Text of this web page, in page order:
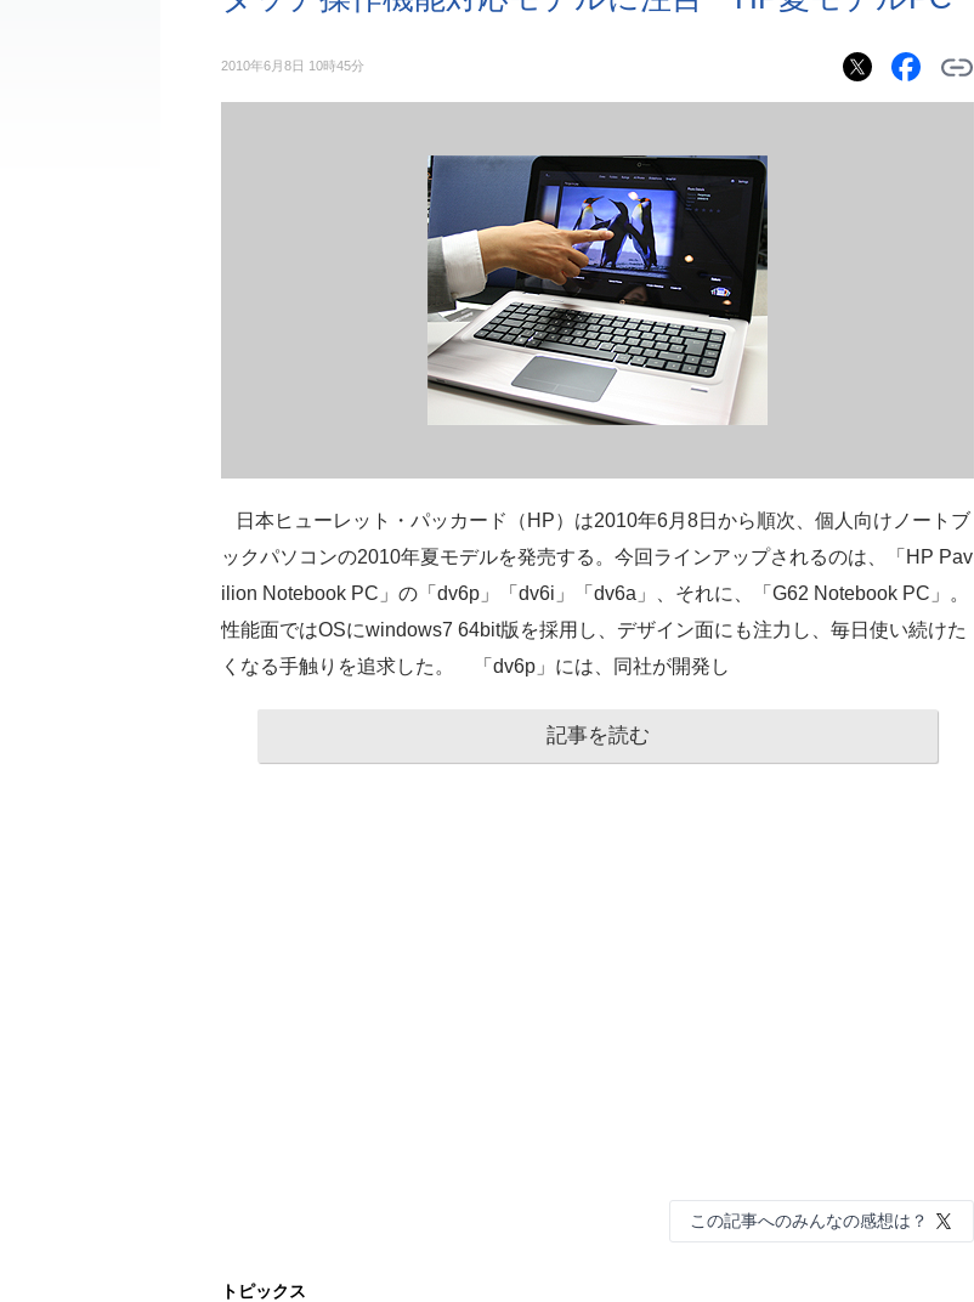
2010年6月8日 10時45分
日本ヒューレット・パッカード（HP）は2010年6月8日から順次、個人向けノートブ
ックパソコンの2010年夏モデルを発売する。今回ラインアップされるのは、「HP Pav
ilion Notebook PC」の「dv6p」「dv6i」「dv6a」、それに、「G62 Notebook PC」。
性能面ではOSにwindows7 64bit版を採用し、デザイン面にも注力し、毎日使い続けた
くなる手触りを追求した。 「dv6p」には、同社が開発し
記事を読む
この記事へのみんなの感想は？
トピックス